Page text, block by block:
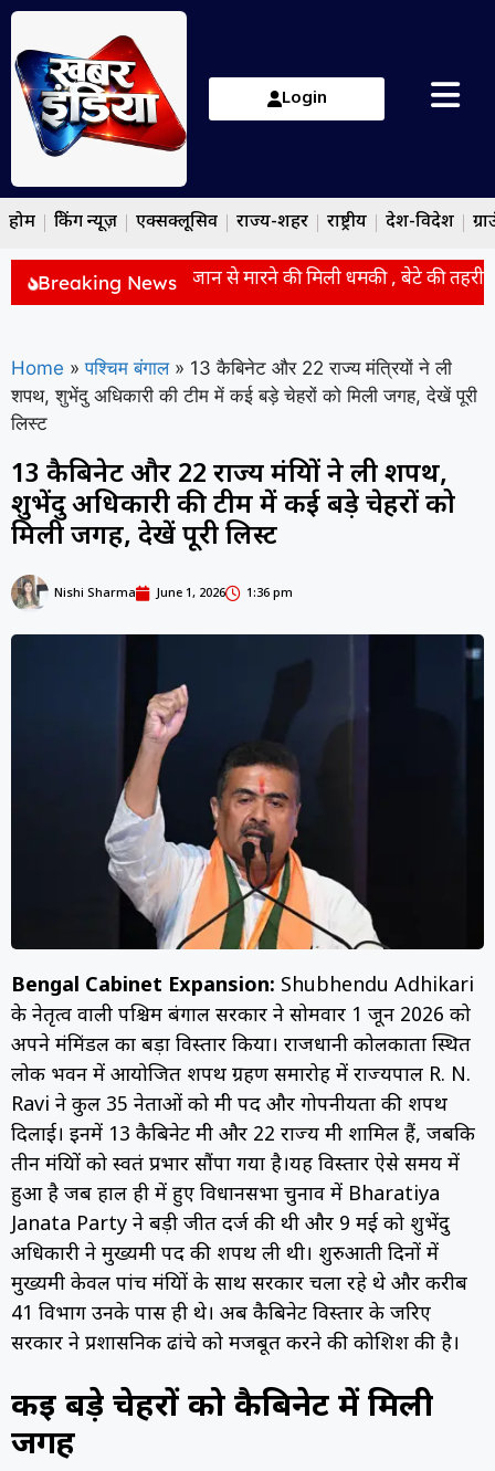
Login
होम ब्रेकिंग न्यूज़ एक्सक्लूसिव राज्य-शहर राष्ट्रीय देश-विदेश
Breaking News
प्रेमनारायण पांडे को जान से मारने की मिली धमकी , बेटे की
Home » पश्चिम बंगाल » 13 कैबिनेट और 22 राज्य मंत्रियों ने ली
शपथ, शुभेंदु अधिकारी की टीम में कई बड़े चेहरों को मिली जगह, देखें पूरी
लिस्ट
13 कैबिनेट और 22 राज्य मंत्रियों ने ली शपथ,
शुभेंदु अधिकारी की टीम में कई बड़े चेहरों को
मिली जगह, देखें पूरी लिस्ट
Nishi Sharma June 1, 2026 1:36 pm
Bengal Cabinet Expansion: Shubhendu Adhikari
के नेतृत्व वाली पश्चिम बंगाल सरकार ने सोमवार 1 जून 2026 को
अपने मंत्रिमंडल का बड़ा विस्तार किया। राजधानी कोलकाता स्थित
लोक भवन में आयोजित शपथ ग्रहण समारोह में राज्यपाल R. N.
Ravi ने कुल 35 नेताओं को मंत्री पद और गोपनीयता की शपथ
दिलाई। इनमें 13 कैबिनेट मंत्री और 22 राज्य मंत्री शामिल हैं, जबकि
तीन मंत्रियों को स्वतंत्र प्रभार सौंपा गया है।यह विस्तार ऐसे समय में
हुआ है जब हाल ही में हुए विधानसभा चुनाव में Bharatiya
Janata Party ने बड़ी जीत दर्ज की थी और 9 मई को शुभेंदु
अधिकारी ने मुख्यमंत्री पद की शपथ ली थी। शुरुआती दिनों में
मुख्यमंत्री केवल पांच मंत्रियों के साथ सरकार चला रहे थे और करीब
41 विभाग उनके पास ही थे। अब कैबिनेट विस्तार के जरिए
सरकार ने प्रशासनिक ढांचे को मजबूत करने की कोशिश की है।
कई बड़े चेहरों को कैबिनेट में मिली
जगह